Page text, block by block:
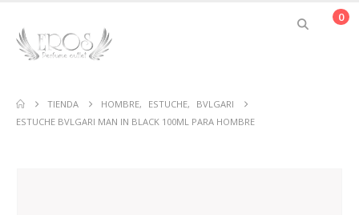
0
TIENDA HOMBRE, ESTUCHE,
BVLGARI
ESTUCHE BVLGARI MAN IN BLACK 100ML PARA HOMBRE